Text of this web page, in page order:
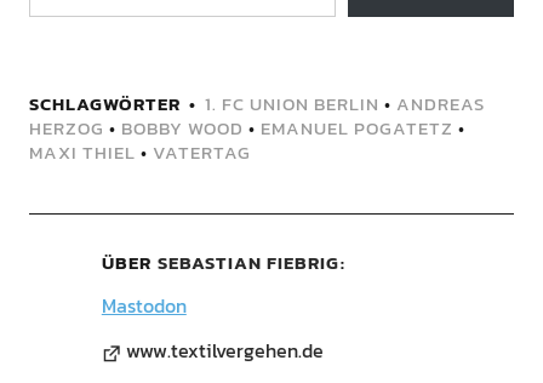
SCHLAGWÖRTER 1. FC UNION BERLIN • ANDREAS
HERZOG • BOBBY WOOD • EMANUEL POGATETZ •
MAXI THIEL • VATERTAG
ÜBER SEBASTIAN FIEBRIG
Mastodon
www.textilvergehen.de